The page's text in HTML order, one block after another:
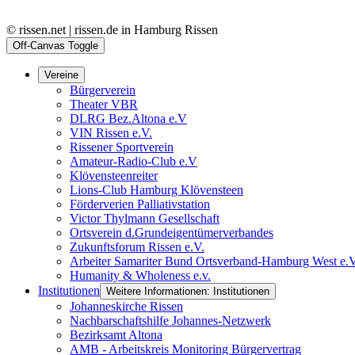
© rissen.net | rissen.de in Hamburg Rissen
Off-Canvas Toggle
Vereine
Bürgerverein
Theater VBR
DLRG Bez.Altona e.V
VIN Rissen e.V.
Rissener Sportverein
Amateur-Radio-Club e.V
Klövensteenreiter
Lions-Club Hamburg Klövensteen
Förderverien Palliativstation
Victor Thylmann Gesellschaft
Ortsverein d.Grundeigentümerverbandes
Zukunftsforum Rissen e.V.
Arbeiter Samariter Bund Ortsverband-Hamburg West
Humanity & Wholeness e.v.
Institutionen Weitere Informationen: Institutionen
Johanneskirche Rissen
Nachbarschaftshilfe Johannes-Netzwerk
Bezirksamt Altona
AMB - Arbeitskreis Monitoring Bürgervertrag